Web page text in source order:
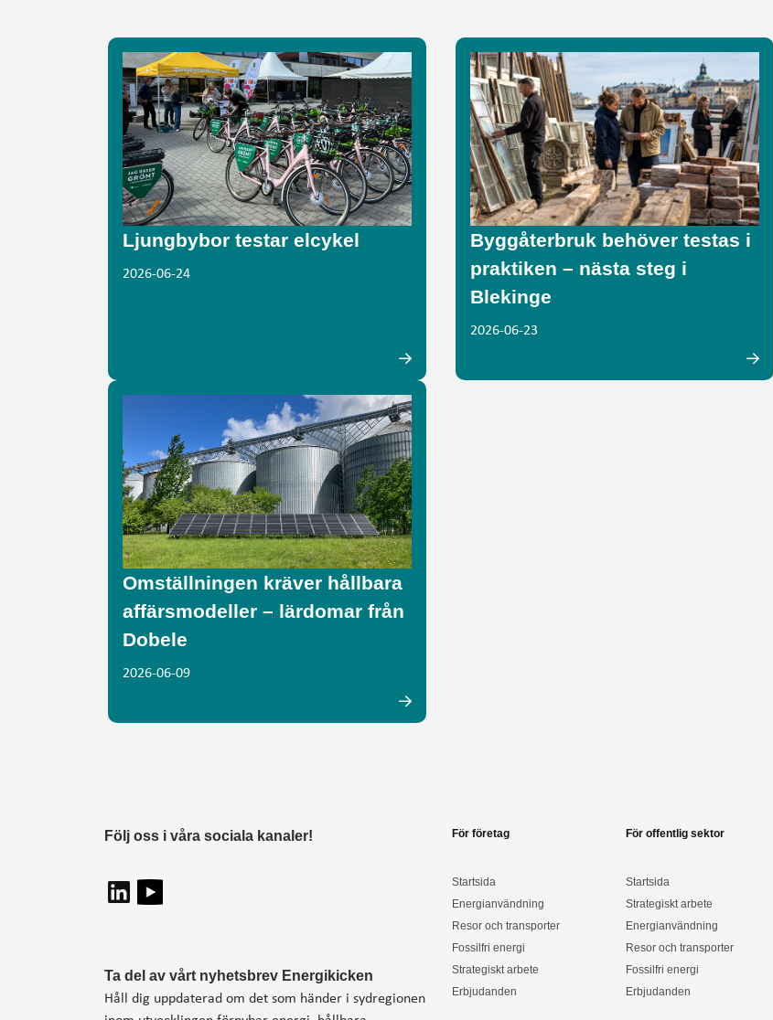
Ljungbybor testar elcykel
2026-06-24
Byggåterbruk behöver testas i
praktiken – nästa steg i
Blekinge
2026-06-23
Omställningen kräver hållbara
affärsmodeller – lärdomar från
Dobele
2026-06-09
Ta del av vårt nyhetsbrev Energikicken
Håll dig uppdaterad om det som händer i sydregionen
Följ oss i våra sociala kanaler! För företag
Startsida
Energianvändning
Resor och transporter
Fossilfri energi
Strategiskt arbete
Erbjudanden
För offentlig sektor
Startsida
Strategiskt arbete
Energianvändning
Resor och transporter
Fossilfri energi
Erbjudanden